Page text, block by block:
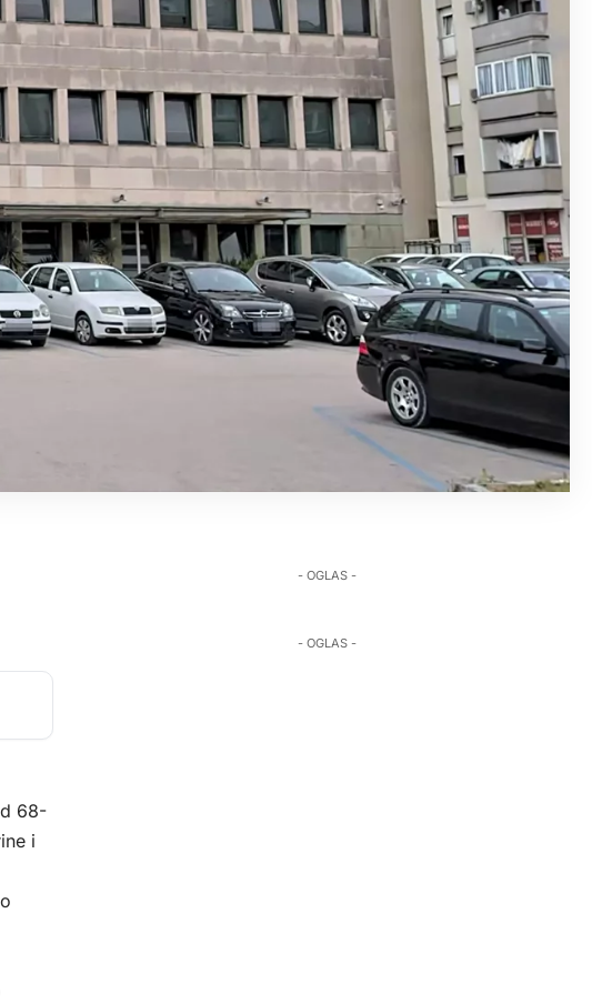
68-
i
- OGLAS -
- OGLAS -